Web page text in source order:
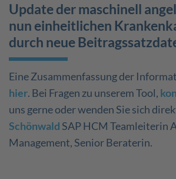
Update der maschinell
nun einheitlichen
durch neue
Eine Zusammenfassung der
hier. Bei Fragen zu unserem Tool,
uns gerne oder wenden Sie sich
Schönwald SAP HCM Teamleiterin
Management, Senior Beraterin.